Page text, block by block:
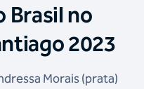
Brasil no
2023
Morais (prata)